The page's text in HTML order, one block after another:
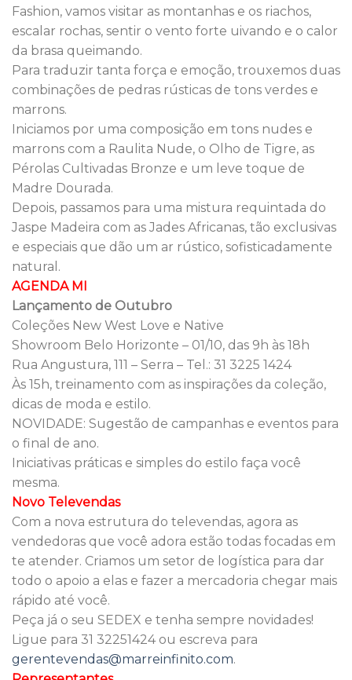
Fashion, vamos visitar as montanhas e os riachos,
escalar rochas, sentir o vento forte uivando e o calor
da brasa queimando.
Para traduzir tanta força e emoção, trouxemos duas
combinações de pedras rústicas de tons verdes e
marrons.
Iniciamos por uma composição em tons nudes e
marrons com a Raulita Nude, o Olho de Tigre, as
Pérolas Cultivadas Bronze e um leve toque de
Madre Dourada.
Depois, passamos para uma mistura requintada do
Jaspe Madeira com as Jades Africanas, tão exclusivas
e especiais que dão um ar rústico, sofisticadamente
natural.
AGENDA MI
Lançamento de Outubro
Coleções New West Love e Native
Showroom Belo Horizonte – 01/10, das 9h às 18h
Rua Angustura, 111 – Serra – Tel.: 31 3225 1424
Às 15h, treinamento com as inspirações da coleção,
dicas de moda e estilo.
NOVIDADE: Sugestão de campanhas e eventos para
o final de ano.
Iniciativas práticas e simples do estilo faça você
mesma.
Novo Televendas
Com a nova estrutura do televendas, agora as
vendedoras que você adora estão todas focadas em
te atender. Criamos um setor de logística para dar
todo o apoio a elas e fazer a mercadoria chegar mais
rápido até você.
Peça já o seu SEDEX e tenha sempre novidades!
Ligue para 31 32251424 ou escreva para
gerentevendas@marreinfinito.com.